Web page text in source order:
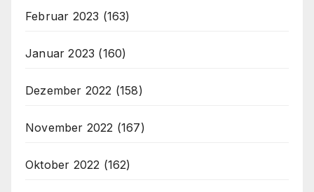
Februar 2023 (163)
Januar 2023 (160)
Dezember 2022 (158)
November 2022 (167)
Oktober 2022 (162)